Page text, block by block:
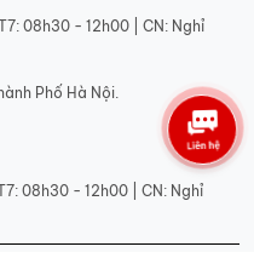
08h30 - 12h00 | CN: Nghỉ
Phố Hà Nội.
08h30 - 12h00 | CN: Nghỉ